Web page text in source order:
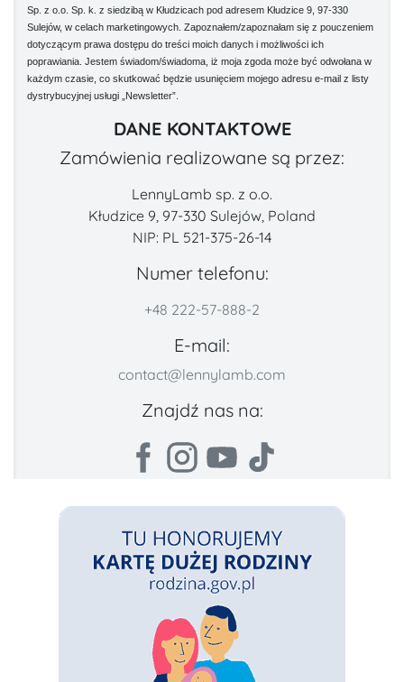
Sp. z o.o. Sp. k. z siedzibą w Kłudzicach pod adresem Kłudzice 9, 97-330
Sulejów, w celach marketingowych. Zapoznałem/zapoznałam się z pouczeniem
dotyczącym prawa dostępu do treści moich danych i możliwości ich
poprawiania. Jestem świadom/świadoma, iż moja zgoda może być odwołana w
każdym czasie, co skutkować będzie usunięciem mojego adresu e-mail z listy
dystrybucyjnej usługi „Newsletter”.
DANE KONTAKTOWE
Zamówienia realizowane są przez:
LennyLamb sp. z o.o.
Kłudzice 9, 97-330 Sulejów, Poland
NIP: PL 521-375-26-14
Numer telefonu:
+48 222-57-888-2
E-mail:
contact@lennylamb.com
Znajdź nas na: